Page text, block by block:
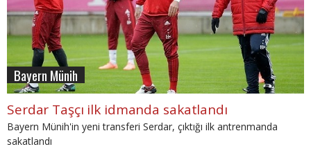
Bayern Münih
Serdar Taşçı ilk idmanda sakatlandı
Bayern Münih'in yeni transferi Serdar, çıktığı ilk antrenmanda
sakatlandı